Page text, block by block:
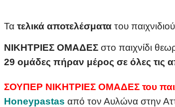
Τα τελικά αποτελέσματα του
ΝΙΚΗΤΡΙΕΣ ΟΜΑΔΕΣ στο παιχνίδι
29 ομάδες πήραν μέρος σε όλες τις
ΣΟΥΠΕΡ ΝΙΚΗΤΡΙΕΣ ΟΜΑΔΕΣ του
Honeypastas από τον Αυλώνα στην